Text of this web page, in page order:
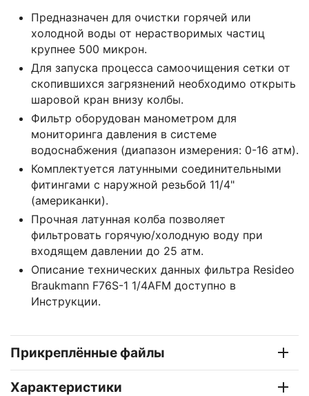
Предназначен для очистки горячей или
холодной воды от нерастворимых частиц
крупнее 500 микрон.
Для запуска процесса самоочищения сетки от
скопившихся загрязнений необходимо открыть
шаровой кран внизу колбы.
Фильтр оборудован манометром для
мониторинга давления в системе
водоснабжения (диапазон измерения: 0-16 атм).
Комплектуется латунными соединительными
фитингами с наружной резьбой 11/4"
(американки).
Прочная латунная колба позволяет
фильтровать горячую/холодную воду при
входящем давлении до 25 атм.
Описание технических данных фильтра Resideo
Braukmann F76S-1 1/4AFM доступно в
Инструкции.
Прикреплённые файлы
Характеристики